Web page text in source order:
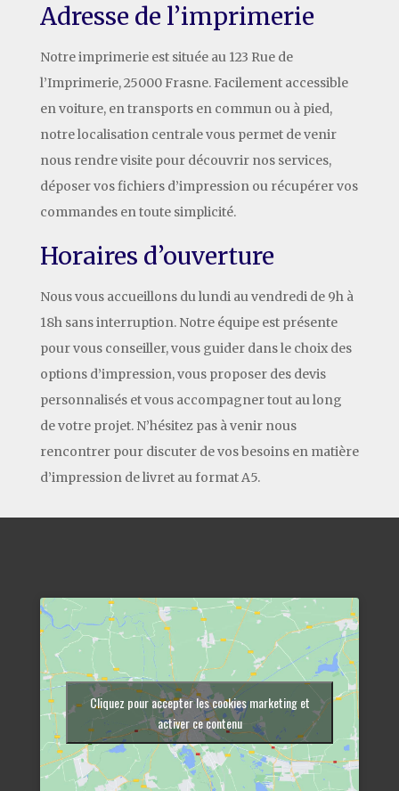
Adresse de l’imprimerie
Notre imprimerie est située au 123 Rue de
l’Imprimerie, 25000 Frasne. Facilement accessible
en voiture, en transports en commun ou à pied,
notre localisation centrale vous permet de venir
nous rendre visite pour découvrir nos services,
déposer vos fichiers d’impression ou récupérer vos
commandes en toute simplicité.
Horaires d’ouverture
Nous vous accueillons du lundi au vendredi de 9h à
18h sans interruption. Notre équipe est présente
pour vous conseiller, vous guider dans le choix des
options d’impression, vous proposer des devis
personnalisés et vous accompagner tout au long
de votre projet. N’hésitez pas à venir nous
rencontrer pour discuter de vos besoins en matière
d’impression de livret au format A5.
Cliquez pour accepter les cookies marketing et
activer ce contenu